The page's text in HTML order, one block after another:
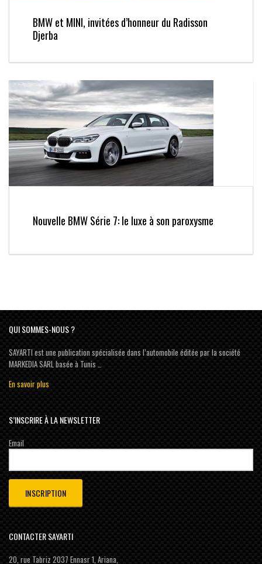
BMW et MINI, invitées d’honneur du Radisson
Djerba
Nouvelle BMW Série 7: le luxe à son paroxysme
QUI SOMMES-NOUS ?
SAYARTI est une publication spécialisée dans l’automobile éditée par la société
MARKEDIA SARL basée à Tunis …
En savoir plus
S’INSCRIRE À LA NEWSLETTER
Email
CONTACTER SAYARTI
20, rue Tabriz 2037 Ennasr 1, Ariana,